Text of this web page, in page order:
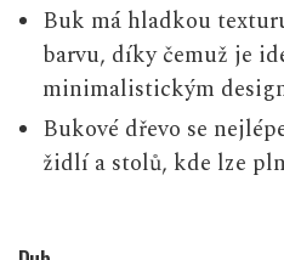
Buk má hladkou
barvu, díky čemuž je
minimalistickým
Bukové dřevo se
židlí a stolů, kde lze